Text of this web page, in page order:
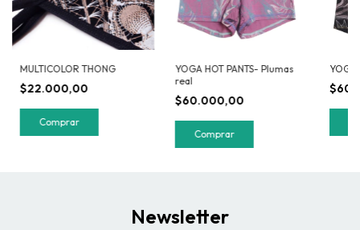
MULTICOLOR THONG
$22.000,00
YOGA HOT PANTS- Plumas
real
$60.000,00
Comprar
YOGA
Newsletter